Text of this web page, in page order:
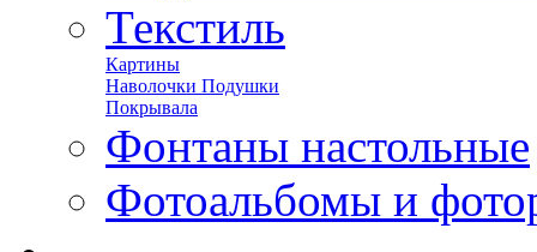
Текстиль
Картины
Наволочки Подушки
Покрывала
Фонтаны настольные
Фотоальбомы и